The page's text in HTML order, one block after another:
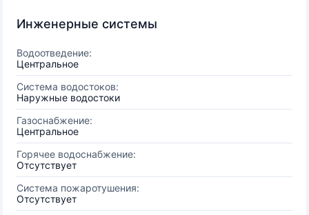
Инженерные системы
Водоотведение:
Центральное
Система водостоков:
Наружные водостоки
Газоснабжение:
Центральное
Горячее водоснабжение:
Отсутствует
Система пожаротушения:
Отсутствует